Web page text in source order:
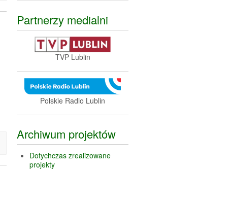
Partnerzy medialni
TVP Lublin
Polskie Radio Lublin
Archiwum projektów
Dotychczas zrealizowane
projekty